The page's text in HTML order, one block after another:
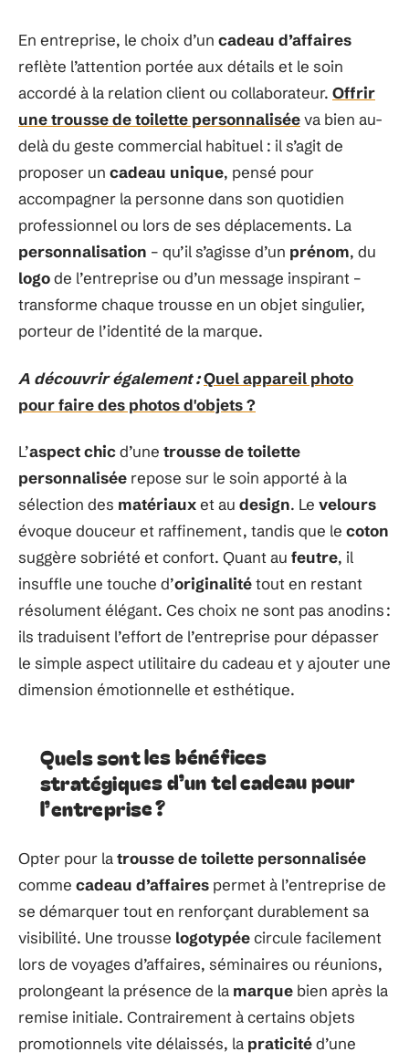
En entreprise, le choix d’un cadeau d’affaires
reflète l’attention portée aux détails et le soin
accordé à la relation client ou collaborateur. Offrir
une trousse de toilette personnaliséeva bien au-
delà du geste commercial habituel : il s’agit de
proposer un cadeau unique, pensé pour
accompagner la personne dans son quotidien
professionnel ou lors de ses déplacements. La
personnalisation – qu’il s’agisse d’un prénom, du
logode l’entreprise ou d’un message inspirant –
transforme chaque trousse en un objet singulier,
porteur de l’identité de la marque.
A découvrir également :Quel appareil photo
pour faire des photos d'objets ?
L’aspect chicd’une trousse de toilette
personnalisée repose sur le soin apporté à la
sélection des matériauxet au design. Le velours
évoque douceur et raffinement, tandis que le coton
suggère sobriété et confort. Quant au feutre, il
insuffle une touche d’originalitétout en restant
résolument élégant. Ces choix ne sont pas anodins :
ils traduisent l’effort de l’entreprise pour dépasser
le simple aspect utilitaire du cadeau et y ajouter une
dimension émotionnelle et esthétique.
Quels sont les bénéfices
stratégiques d’un tel cadeau pour
l’entreprise ?
Opter pour latrousse de toilette personnalisée
comme cadeau d’affaires permet à l’entreprise de
se démarquer tout en renforçant durablement sa
visibilité. Une trousse logotypéecircule facilement
lors de voyages d’affaires, séminaires ou réunions,
prolongeant la présence de la marque bien après la
remise initiale. Contrairement à certains objets
promotionnels vite délaissés, la praticitéd’une